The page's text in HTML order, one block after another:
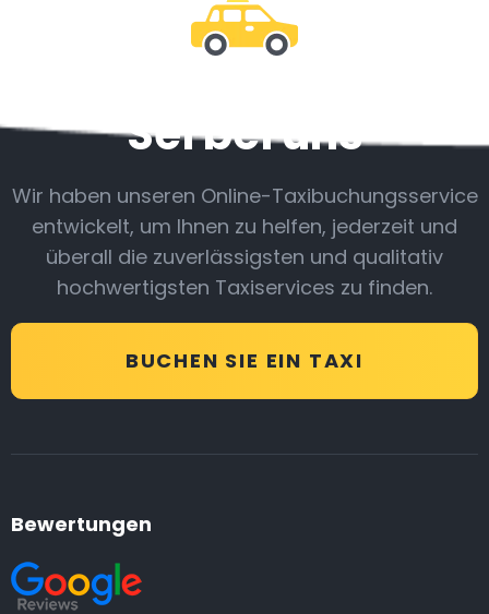
Sei bei uns
Wir haben unseren Online-Taxibuchungsservice
entwickelt, um Ihnen zu helfen, jederzeit und
überall die zuverlässigsten und qualitativ
hochwertigsten Taxiservices zu finden.
BUCHEN SIE EIN TAXI
Bewertungen